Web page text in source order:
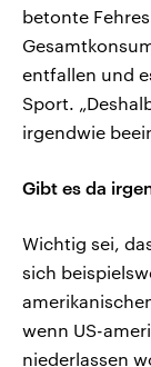
betonte
entfallen und
Sport.
irgendwie
Gibt es da
Wichtig sei,
sich
wenn US-
niederlassen